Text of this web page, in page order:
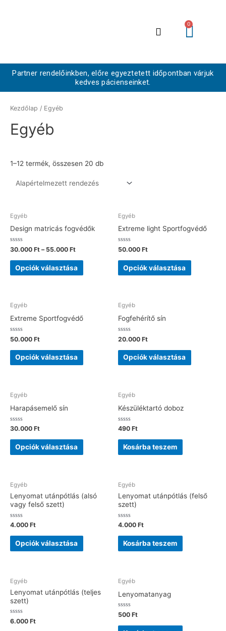
Menü
0
Partner rendelőinkben, előre egyeztetett időpontban várjuk
kedves pácienseinket.
Kezdőlap / Egyéb
Egyéb
1–12 termék, összesen 20 db
Egyéb
Design matricás fogvédők
Értékelés:
0
/
30.000 Ft – 55.000 Ft
Opciók választása
Egyéb
Extreme light Sportfogvédő
Értékelés:
0
/
50.000 Ft
Opciók választása
Egyéb
Extreme Sportfogvédő
Értékelés:
0
/
50.000 Ft
Opciók választása
Egyéb
Fogfehérítő sín
Értékelés:
0
/
20.000 Ft
Opciók választása
Egyéb
Harapásemelő sín
Értékelés:
/
30.000 Ft
Opciók választása
Egyéb
Készüléktartó doboz
Értékelés:
/
490 Ft
Kosárba teszem
Egyéb
Lenyomat utánpótlás (alsó
vagy felső szett)
Értékelés:
/
4.000 Ft
Opciók választása
Egyéb
Lenyomat utánpótlás (felső
szett)
Értékelés:
/
4.000 Ft
Kosárba teszem
Egyéb
Lenyomat utánpótlás (teljes
szett)
Értékelés:
0
6.000 Ft
Egyéb
Lenyomatanyag
Értékelés:
0
/
500 Ft